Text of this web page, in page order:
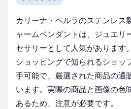
カリーナ・ペルラのステンレス
ャームペンダントは、ジュエリ
セサリーとして人気があります
ショッピングで知られるショッ
手可能で、厳選された商品の通
います。実際の商品と画像の色
あるため、注意が必要です。